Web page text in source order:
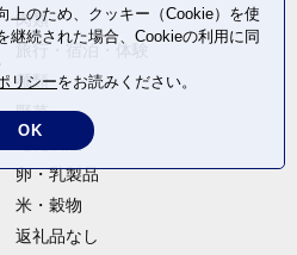
肉類
旅行・宿泊・体験
麺類
野菜
卵・乳製品
米・穀物
返礼品なし
上のため、クッキー（Cookie）を使
継続された場合、Cookieの利用に同
リシーをお読みください。
OK